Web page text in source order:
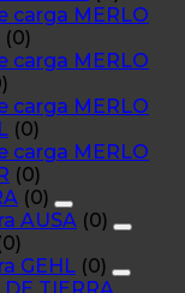
carga MERLO
(0)
carga MERLO
carga MERLO
(0)
carga MERLO
(0)
(0)
AUSA (0)
GEHL (0)